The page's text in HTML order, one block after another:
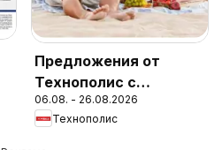
Предложения от
Технополис с
валидност до
26.08.2026
06.08. - 26.08.2026
Технополис